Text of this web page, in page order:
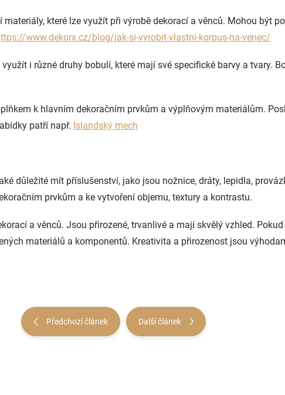
které lze využít při výrobě dekorací a věnců. Mohou být
www.dekorx.cz/blog/jak-si-vyrobit-vlastni-korpus-na-venec/
i různé druhy bobulí, které mají své specifické barvy a tvary.
k hlavním dekoračním prvkům a výplňovým materiálům.
patří např. Islandský mech
důležité mít příslušenství, jako jsou nožnice, dráty, lepidla,
prvkům a ke vytvoření objemu, textury a kontrastu.
a věnců. Jsou přirozené, trvanlivé a mají skvělý vzhled.
materiálů a komponentů. Kreativita a přirozenost jsou
Předchozí článek Další článek